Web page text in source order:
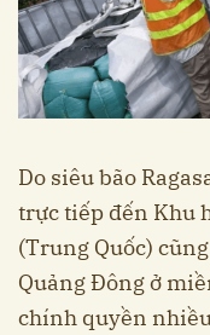
Do siêu bão
trực tiếp đến Khu
(Trung Quốc)
Quảng Đông ở
chính quyền